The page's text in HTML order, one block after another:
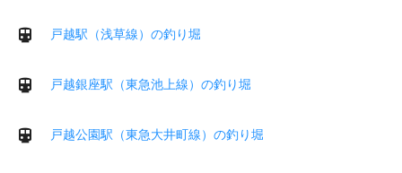
戸越駅（浅草線）の釣り堀
戸越銀座駅（東急池上線）の釣り堀
戸越公園駅（東急大井町線）の釣り堀